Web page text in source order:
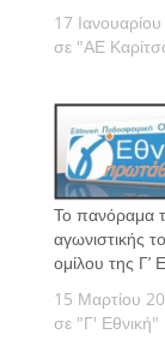
17
σε "ΑΕ
Το πανόραμα
αγωνιστικής
ομίλου της Γ’
15 Μαρτίου
σε "Γ' Εθνική"